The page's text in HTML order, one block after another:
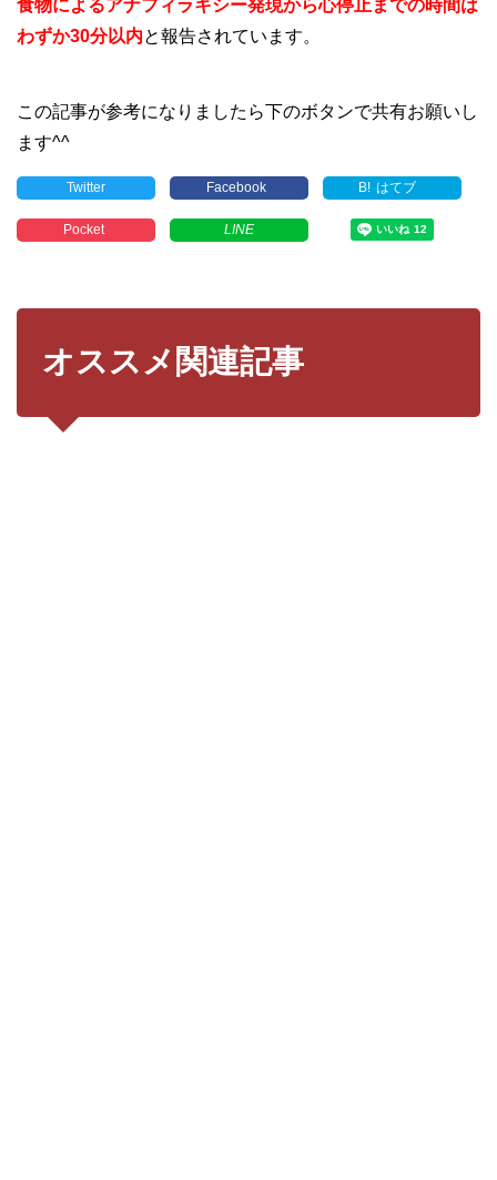
食物によるアナフィラキシー発現から心停止までの時間は
わずか30分以内と報告されています。
この記事が参考になりましたら下のボタンで共有お願いし
ます^^
Twitter Facebook B! はてブ
Pocket LINE
オススメ関連記事